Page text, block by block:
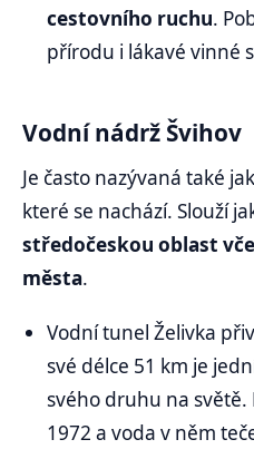
cestovního ruchu.
přírodu i lákavé vinné
Vodní nádrž Švihov
Je často nazývaná také
které se nachází. Slouží
středočeskou oblast
města.
Vodní tunel Želivka
své délce 51 km je
svého druhu na světě.
1972 a voda v něm